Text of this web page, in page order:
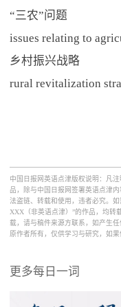
“三农”问题
issues relating to
乡村振兴战略
rural revitalization
中国日报网英语点津版权说明：凡
品，除与中国日报网签署英语点津
法盗链、转载和使用，违者必究。如
XXX（非英语点津）”的作品，均转
载，请与稿件来源方联系，如产生
原作者所有，仅供学习与研究，如
更多每日一词